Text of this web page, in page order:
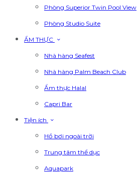
Phòng Superior Twin Pool View
Phòng Studio Suite
ẨM THỰC
Nhà hàng Seafest
Nhà hàng Palm Beach Club
Ẩm thực Halal
Capri Bar
Tiện ích
Hồ bơi ngoài trời
Trung tâm thể dục
Aquapark